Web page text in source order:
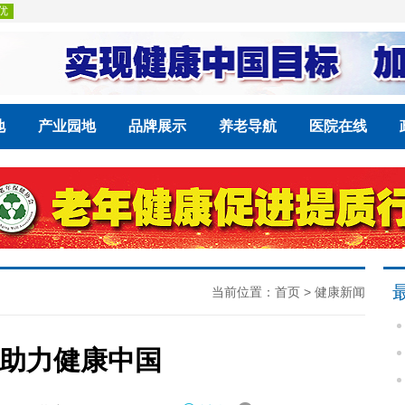
产业园地 品牌展示 养老导航 医院在线
当前位置： 首页 > 健康新闻
力健康中国